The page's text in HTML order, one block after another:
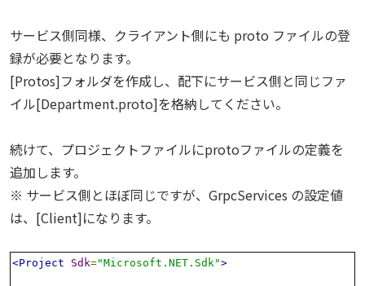
サービス側同様、クライアント側にも proto ファイルの登
録が必要となります。
[Protos]フォルダを作成し、配下にサービス側と同じファ
イル[Department.proto]を格納してください。
続けて、プロジェクトファイルにprotoファイルの定義を
追加します。
※ サービス側とほぼ同じですが、GrpcServices の設定値
は、[Client]になります。
<Project Sdk="Microsoft.NET.Sdk">